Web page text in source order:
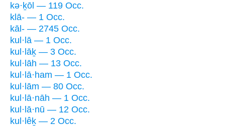
kə·ḵōl — 119 Occ.
klā- — 1 Occ.
kāl- — 2745 Occ.
kul·lā — 1 Occ.
kul·lāḵ — 3 Occ.
kul·lāh — 13 Occ.
kul·lā·ham — 1 Occ.
kul·lām — 80 Occ.
kul·lā·nāh — 1 Occ.
kul·lā·nū — 12 Occ.
kul·lêḵ — 2 Occ.